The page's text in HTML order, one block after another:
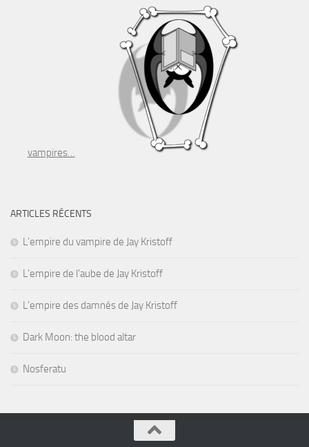
vampires…
ARTICLES RÉCENTS
L’empire du vampire de Jay Kristoff
L’empire de l’aube de Jay Kristoff
L’empire des damnés de Jay Kristoff
Dark Moon: the blood altar
Nosferatu